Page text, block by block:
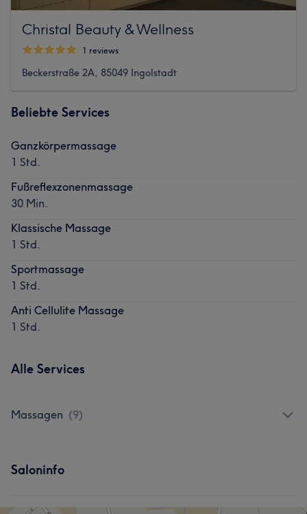
Christal Beauty & Wellness
1 reviews
Beckerstraße 2A, 85049 Ingolstadt
Beliebte Services
Ganzkörpermassage
1 Std.
Fußreflexzonenmassage
30 Min.
Klassische Massage
1 Std.
Sportmassage
1 Std.
Anti Cellulite Massage
1 Std.
Alle Services
Massagen (9)
Saloninfo